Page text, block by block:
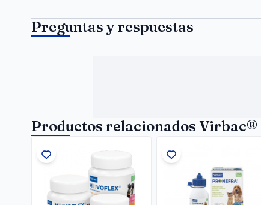
Preguntas y respuestas
Productos relacionados Virbac®